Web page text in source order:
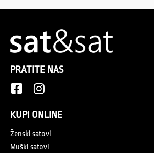
PRATITE NAS
KUPI ONLINE
Ženski satovi
Muški satovi